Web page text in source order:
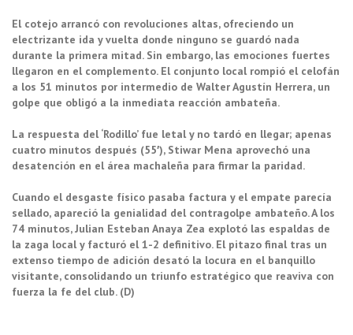
El cotejo arrancó con revoluciones altas, ofreciendo un
electrizante ida y vuelta donde ninguno se guardó nada
durante la primera mitad. Sin embargo, las emociones fuertes
llegaron en el complemento. El conjunto local rompió el celofán
a los 51 minutos por intermedio de Walter Agustín Herrera, un
golpe que obligó a la inmediata reacción ambateña.
La respuesta del ‘Rodillo’ fue letal y no tardó en llegar; apenas
cuatro minutos después (55′), Stiwar Mena aprovechó una
desatención en el área machaleña para firmar la paridad.
Cuando el desgaste físico pasaba factura y el empate parecía
sellado, apareció la genialidad del contragolpe ambateño. A los
74 minutos, Julian Esteban Anaya Zea explotó las espaldas de
la zaga local y facturó el 1-2 definitivo. El pitazo final tras un
extenso tiempo de adición desató la locura en el banquillo
visitante, consolidando un triunfo estratégico que reaviva con
fuerza la fe del club. (D)